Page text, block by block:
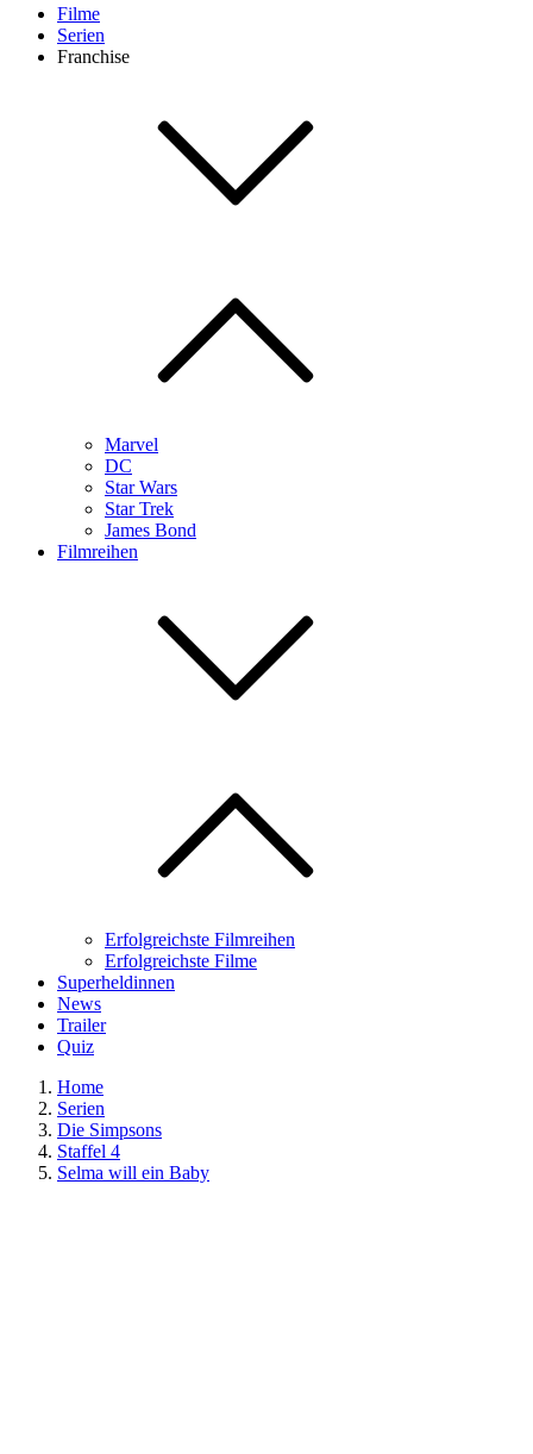
Filme
Serien
Franchise
Marvel
DC
Star Wars
Star Trek
James Bond
Filmreihen
Erfolgreichste Filmreihen
Erfolgreichste Filme
Superheldinnen
News
Trailer
Quiz
Home
Serien
Die Simpsons
Staffel 4
Selma will ein Baby